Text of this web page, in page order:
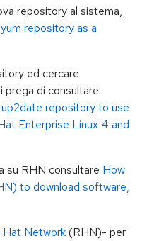
repository al sistema,
repository as a
ed cercare
prega di consultare
repository to use
Enterprise Linux 4 and
su RHN consultare How
to download software,
Hat Network(RHN)- per